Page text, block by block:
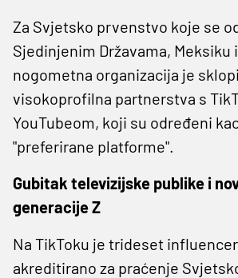
Za Svjetsko prvenstvo koje se
Sjedinjenim Državama, Meksiku
nogometna organizacija je
visokoprofilna partnerstva s
YouTubeom, koji su određeni
"preferirane platforme".
Gubitak televizijske publike i
generacije Z
Na TikToku je trideset
akreditirano za praćenje